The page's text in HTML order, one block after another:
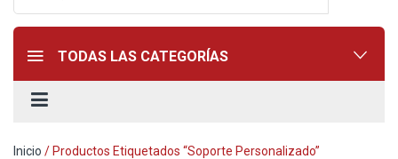
TODAS LAS CATEGORÍAS
Inicio / Productos Etiquetados “soporte Personalizado”